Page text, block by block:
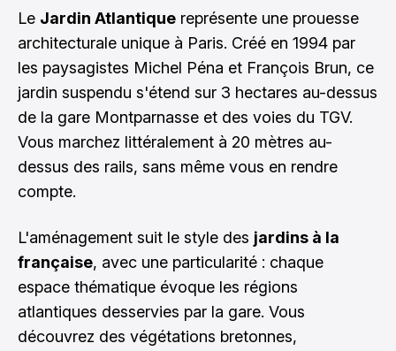
Le Jardin Atlantique représente une prouesse
architecturale unique à Paris. Créé en 1994 par
les paysagistes Michel Péna et François Brun, ce
jardin suspendu s'étend sur 3 hectares au-dessus
de la gare Montparnasse et des voies du TGV.
Vous marchez littéralement à 20 mètres au-
dessus des rails, sans même vous en rendre
compte.
L'aménagement suit le style des jardins à la
française, avec une particularité : chaque
espace thématique évoque les régions
atlantiques desservies par la gare. Vous
découvrez des végétations bretonnes,